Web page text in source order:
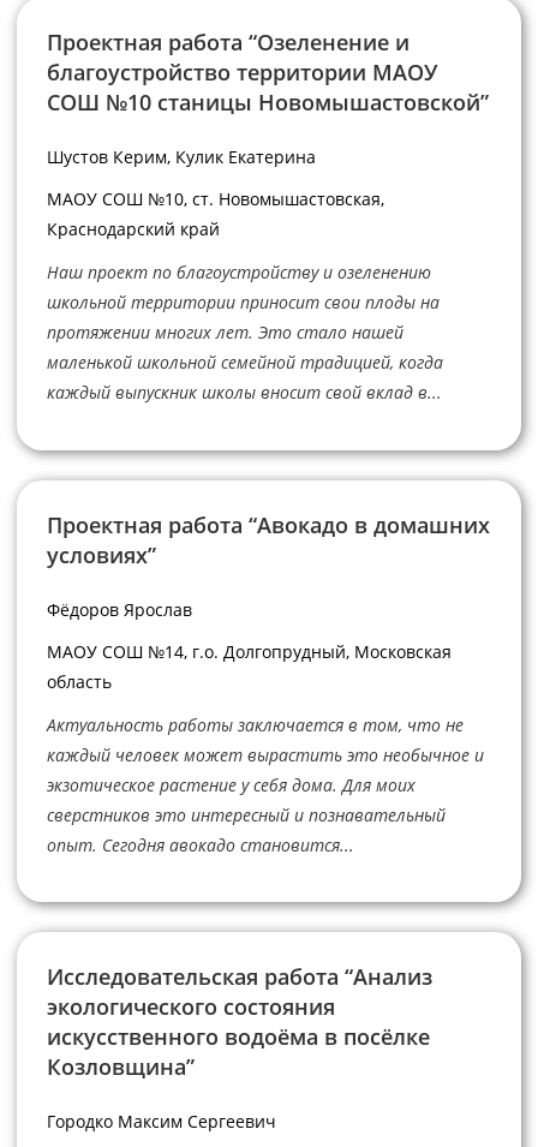
Проектная работа “Озеленение и
благоустройство территории МАОУ
СОШ №10 станицы Новомышастовской”
Шустов Керим, Кулик Екатерина
МАОУ СОШ №10, ст. Новомышастовская,
Краснодарский край
Наш проект по благоустройству и озеленению
школьной территории приносит свои плоды на
протяжении многих лет. Это стало нашей
маленькой школьной семейной традицией, когда
каждый выпускник школы вносит свой вклад в...
Проектная работа “Авокадо в домашних
условиях”
Фёдоров Ярослав
МАОУ СОШ №14, г.о. Долгопрудный, Московская
область
Актуальность работы заключается в том, что не
каждый человек может вырастить это необычное и
экзотическое растение у себя дома. Для моих
сверстников это интересный и познавательный
опыт. Сегодня авокадо становится...
Исследовательская работа “Анализ
экологического состояния
искусственного водоёма в посёлке
Козловщина”
Городко Максим Сергеевич